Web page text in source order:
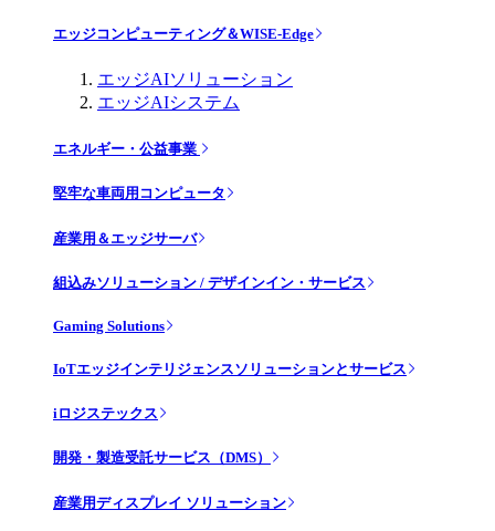
エッジコンピューティング＆WISE-Edge
エッジAIソリューション
エッジAIシステム
エネルギー・公益事業
堅牢な車両用コンピュータ
産業用＆エッジサーバ
組込みソリューション / デザインイン・サービス
Gaming Solutions
IoTエッジインテリジェンスソリューションとサービス
iロジステックス
開発・製造受託サービス（DMS）
産業用ディスプレイ ソリューション